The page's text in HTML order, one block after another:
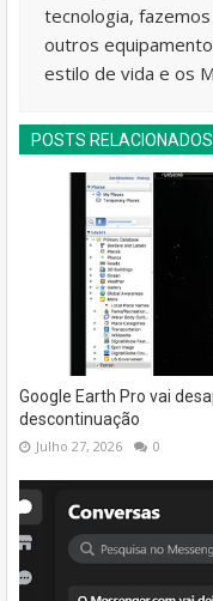
tecnologia,
outros
estilo de vida e os
POSTS RELACIONADOS
Google Earth Pro vai
descontinuação
Julho 27, 2026 0